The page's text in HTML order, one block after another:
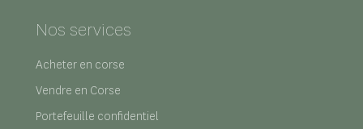
Nos services
Acheter en corse
Vendre en Corse
Portefeuille confidentiel